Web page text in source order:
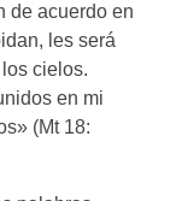
de acuerdo en
les será
cielos.
en mi
(Mt 18: